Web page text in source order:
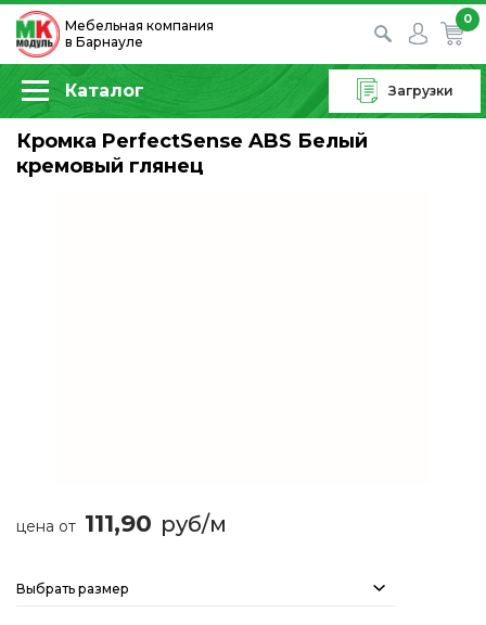
Мебельная компания
в Барнауле
0
Каталог Загрузки
Кромка PerfectSense ABS Белый
кремовый глянец
цена от 111,90 руб/м
Выбрать размер